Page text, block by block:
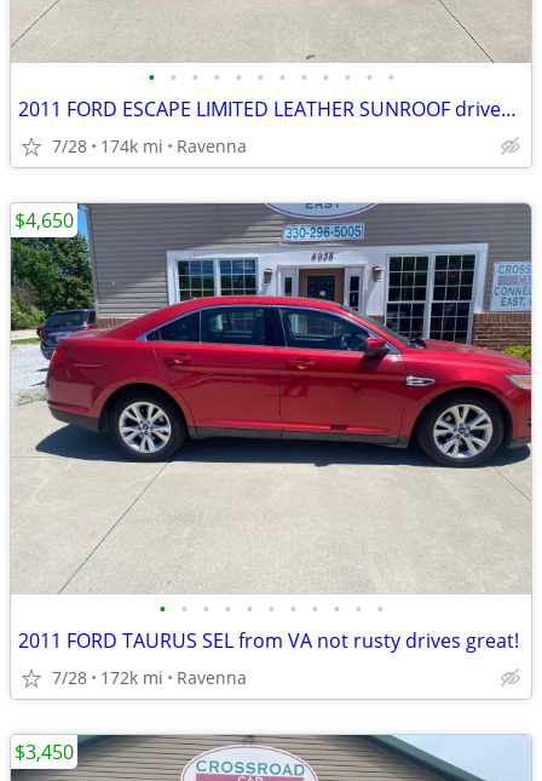
• • • • • • • • • • • •
2011 FORD ESCAPE LIMITED LEATHER SUNROOF drives great!
7/28 174k mi Ravenna
• • • • • • • • • • •
2011 FORD TAURUS SEL from VA not rusty drives great!
7/28 172k mi Ravenna
$4,650
$3,450